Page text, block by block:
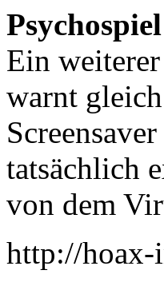
Ein
warnt
tatsächlich
von dem
http://